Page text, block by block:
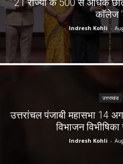
काॅलेज ‘
Indresh Kohli -
उत्तराखंड
उत्तरांचल पंजाबी महासभा 14
विभाजन विभीषिका
Indresh Kohli -